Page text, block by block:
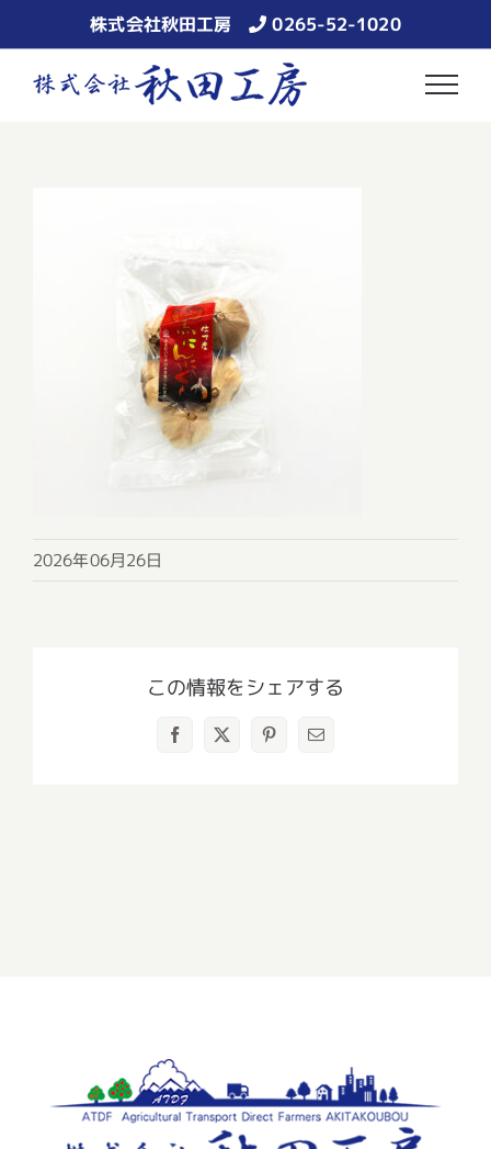
to
content
株式会社秋田工房 0265-52-1020
2026年06月26日
この情報をシェアする
Facebook
X Pinterest
電